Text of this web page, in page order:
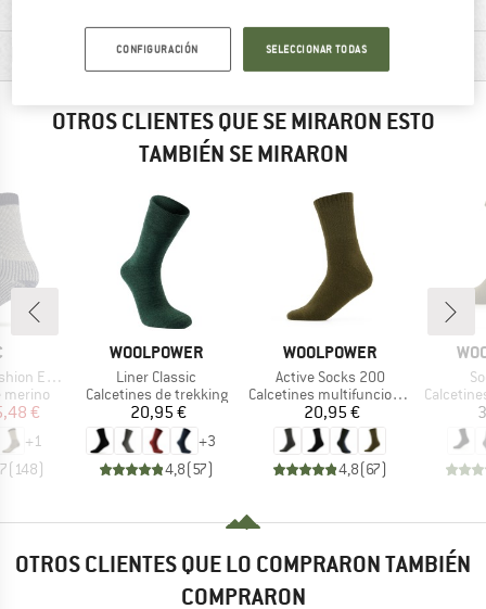
INFORMACIÓN DEL MATERIAL Y CARACTERÍSTICAS
OTROS CLIENTES QUE SE MIRARON ESTO
TAMBIÉN SE MIRARON
Socks
merino
reducido
€
+1
( 148)
MARCA
WOOLPOWER
Artículo
Liner Classic
Product group
Calcetines de trekking
Precio
20,95 €
+3
4,8(57)
MARCA
WOOLPOWER
Artículo
Active Socks 200
Product group
Calcetines multifuncionales
Precio
20,95 €
4,8(67)
Product
OTROS CLIENTES QUE LO COMPRARON TAMBIÉN
COMPRARON
CONFIGURACIÓN SELECCIONAR TODAS